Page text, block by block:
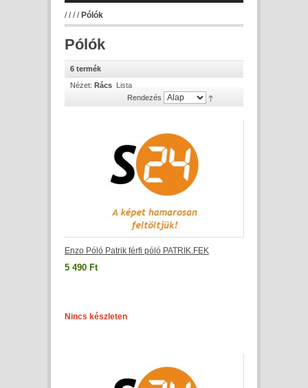
//// Pólók
Pólók
6 termék
Nézet: Rács Lista
Rendezés
Enzo Póló Patrik férfi póló PATRIK.FEK
5 490 Ft
Nincs készleten